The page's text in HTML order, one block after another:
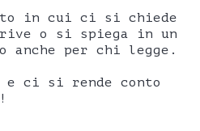
in cui ci si chiede
o si spiega in un
anche per chi legge.
ci si rende conto